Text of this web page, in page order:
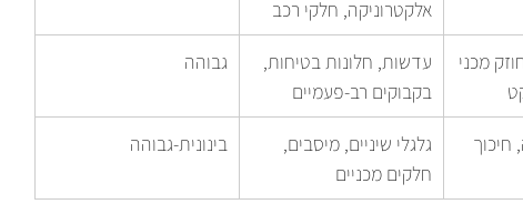
אלקטרוניקה, חלקי רכב
מכני
עדשות, חלונות בטיחות,
בקבוקים רב-פעמיים
גבוהה
גלגלי שיניים, מיסבים,
חלקים מכניים
בינונית-גבוהה